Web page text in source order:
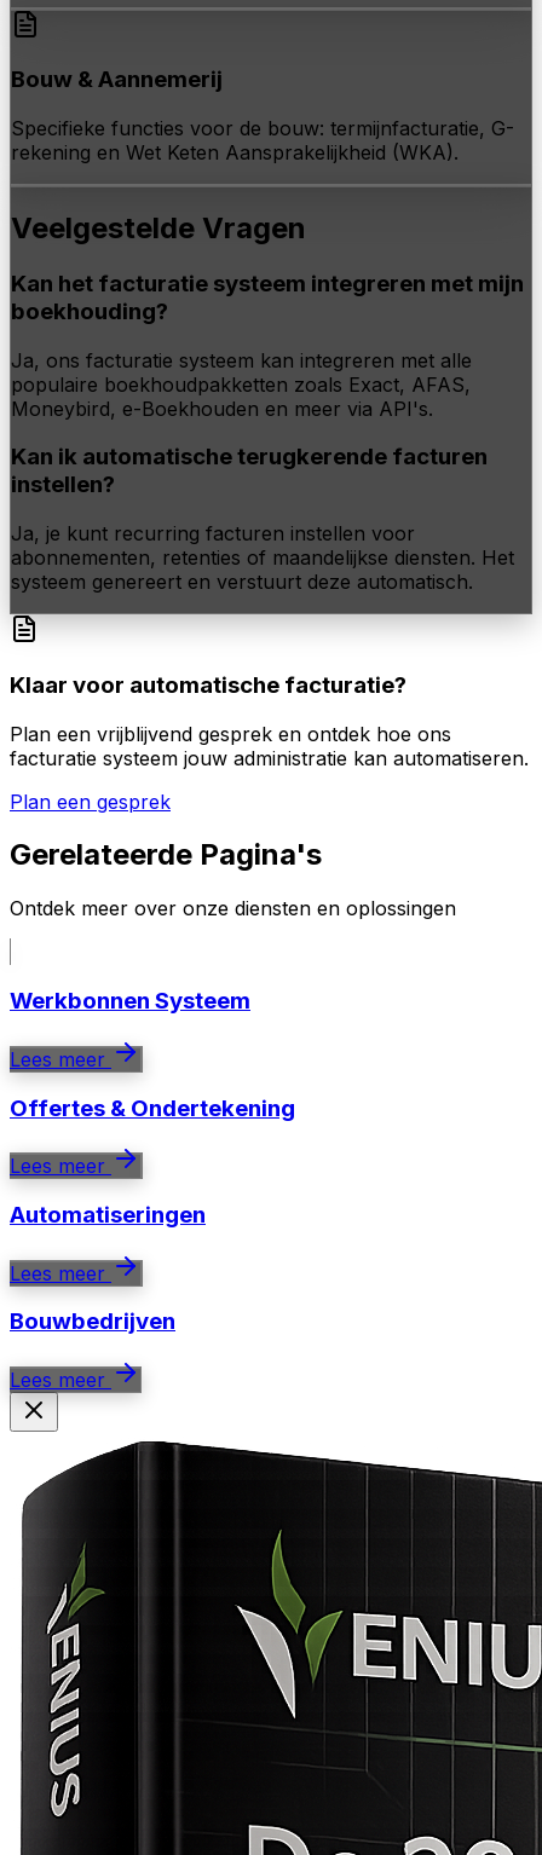
Bouw & Aannemerij
Specifieke functies voor de bouw: termijnfacturatie, G-
rekening en Wet Keten Aansprakelijkheid (WKA).
Veelgestelde Vragen
Kan het facturatie systeem integreren met mijn
boekhouding?
Ja, ons facturatie systeem kan integreren met alle
populaire boekhoudpakketten zoals Exact, AFAS,
Moneybird, e-Boekhouden en meer via API's.
Kan ik automatische terugkerende facturen
instellen?
Ja, je kunt recurring facturen instellen voor
abonnementen, retenties of maandelijkse diensten. Het
systeem genereert en verstuurt deze automatisch.
Klaar voor automatische facturatie?
Plan een vrijblijvend gesprek en ontdek hoe ons
facturatie systeem jouw administratie kan automatiseren.
Plan een gesprek
Gerelateerde Pagina's
Ontdek meer over onze diensten en oplossingen
Werkbonnen Systeem
Lees meer
Offertes & Ondertekening
Lees meer
Automatiseringen
Lees meer
Bouwbedrijven
Lees meer